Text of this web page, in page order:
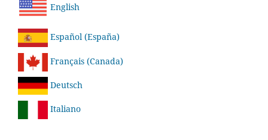
English
Español (España)
Français (Canada)
Deutsch
Italiano